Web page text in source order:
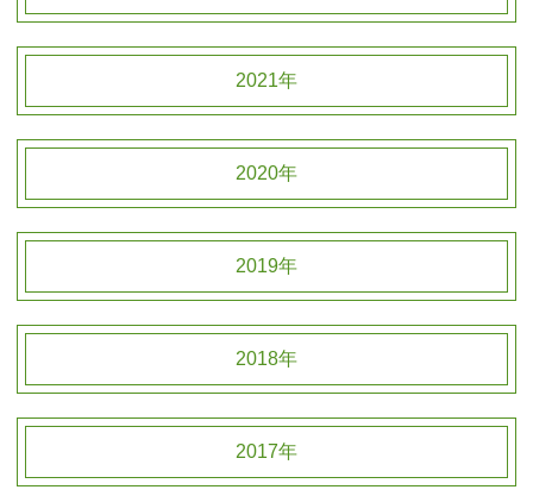
2021年
2020年
2019年
2018年
2017年